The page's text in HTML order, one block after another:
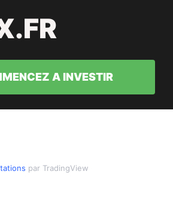
A INVESTIR
par TradingView